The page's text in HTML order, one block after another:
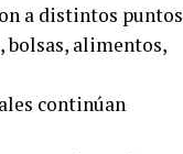
a distintos puntos
bolsas, alimentos,
continúan